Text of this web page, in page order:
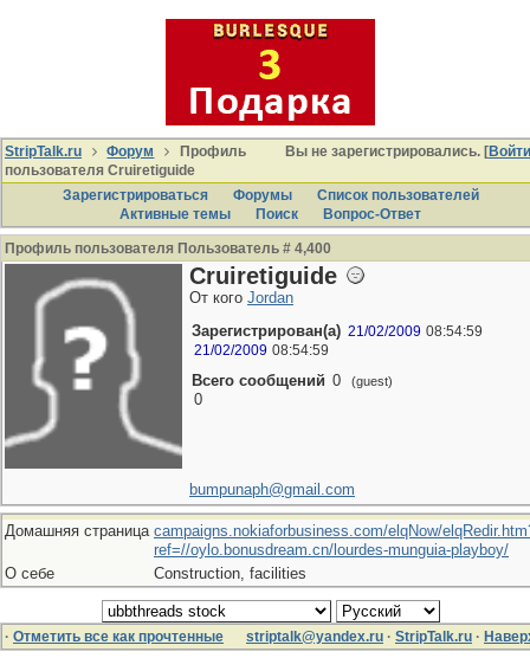
Вы не зарегистрировались. [Войти
StripTalk.ru Форум
Профиль
пользователя Cruiretiguide
Зарегистрироваться
Форумы
Список пользователей
Активные темы
Поиcк Вопрос-Ответ
Профиль пользователя Пользователь # 4,400
Cruiretiguide
От кого Jordan
Зарегистрирован(а) 21/02/2009 08:54:59
21/02/2009 08:54:59
Всего сообщений 0 (guest)
0
bumpunaph@gmail.com
Домашняя страница campaigns.nokiaforbusiness.com/elqNow/
ref=//oylo.bonusdream.cn/lourdes-munguia-playboy/
О себе
Construction, facilities
· Отметить все как прочтенные striptalk@yandex.ru · StripTalk.ru ·